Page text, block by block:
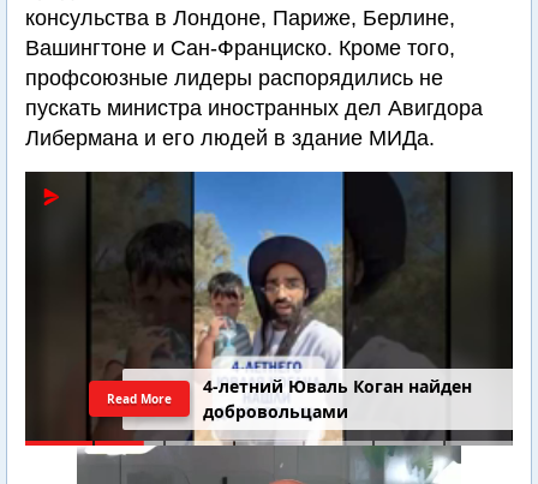
консульства в Лондоне, Париже, Берлине,
Вашингтоне и Сан-Франциско. Кроме того,
профсоюзные лидеры распорядились не
пускать министра иностранных дел Авигдора
Либермана и его людей в здание МИДа.
4-летний Юваль Коган найден
добровольцами
Read More